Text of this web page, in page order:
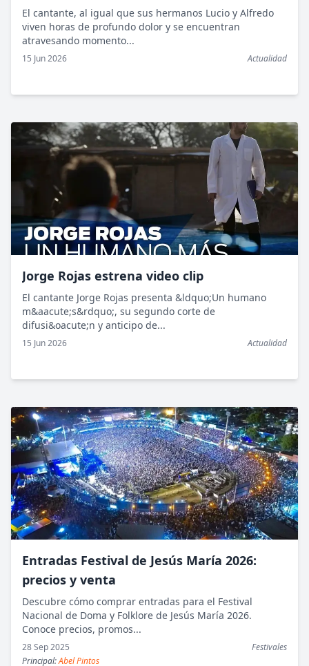
El cantante, al igual que sus hermanos Lucio y Alfredo
viven horas de profundo dolor y se encuentran
atravesando momento...
15 Jun 2026 Actualidad
Jorge Rojas estrena video clip
El cantante Jorge Rojas presenta &ldquo;Un humano
m&aacute;s&rdquo;, su segundo corte de
difusi&oacute;n y anticipo de...
15 Jun 2026 Actualidad
Entradas Festival de Jesús María 2026:
precios y venta
Descubre cómo comprar entradas para el Festival
Nacional de Doma y Folklore de Jesús María 2026.
Conoce precios, promos...
28 Sep 2025
Festivales
Principal:Abel Pintos